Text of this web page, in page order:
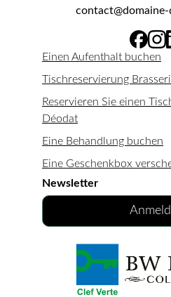
Einen Aufenthalt buchen
Tischreservierung
Reservieren Sie einen
Déodat
Eine Behandlung buchen
Eine Geschenkbox
Newsletter